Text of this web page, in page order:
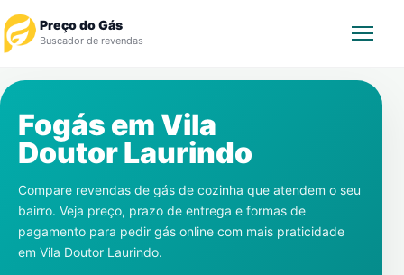
Preço do Gás
Buscador de revendas
Revendedor
Notícias
Cadastre-se
Fogás em Vila
Doutor Laurindo
Compare revendas de gás de cozinha que atendem o seu
bairro. Veja preço, prazo de entrega e formas de
pagamento para pedir gás online com mais praticidade
em Vila Doutor Laurindo.